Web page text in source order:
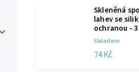
Skleněná
lahev se
ochranou -
Skladem
74 Kč